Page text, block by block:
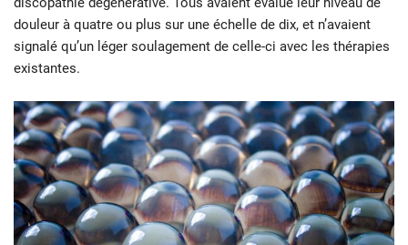
douleur à quatre ou plus sur une échelle de dix, et n’avaient
signalé qu’un léger soulagement de celle-ci avec les thérapies
existantes.